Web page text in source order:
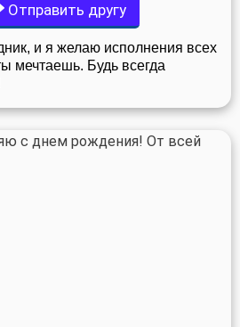
Отправить другу
и я желаю исполнения всех
мечтаешь. Будь всегда